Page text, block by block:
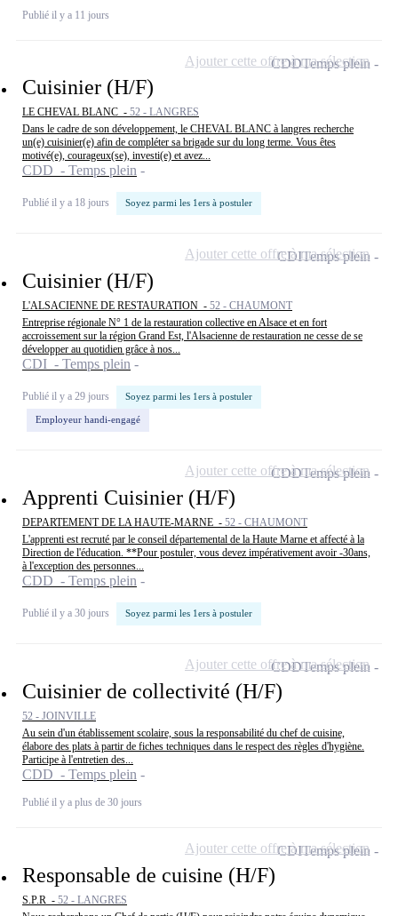
Publié il y a 11 jours
Cuisinier (H/F)
LE CHEVAL BLANC - 52 - LANGRES
Dans le cadre de son développement, le CHEVAL BLANC à langres recherche
un(e) cuisinier(e) afin de compléter sa brigade sur du long terme. Vous êtes
motivé(e), courageux(se), investi(e) et avez...
CDD - Temps plein
Publié il y a 18 jours Soyez parmi les 1ers à postuler
CDDTemps plein
Ajouter cette offre à ma sélection
Cuisinier (H/F)
L'ALSACIENNE DE RESTAURATION - 52 - CHAUMONT
Entreprise régionale N° 1 de la restauration collective en Alsace et en fort
accroissement sur la région Grand Est, l'Alsacienne de restauration ne cesse de se
développer au quotidien grâce à nos...
CDI - Temps plein
Publié il y a 29 jours Soyez parmi les 1ers à postuler
Employeur handi-engagé
CDITemps plein
Ajouter cette offre à ma sélection
Apprenti Cuisinier (H/F)
DEPARTEMENT DE LA HAUTE-MARNE - 52 - CHAUMONT
L'apprenti est recruté par le conseil départemental de la Haute Marne et affecté à la
Direction de l'éducation. **Pour postuler, vous devez impérativement avoir -30ans,
à l'exception des personnes...
CDD - Temps plein
Publié il y a 30 jours Soyez parmi les 1ers à postuler
CDDTemps plein
Ajouter cette offre à ma sélection
Cuisinier de collectivité (H/F)
52 - JOINVILLE
Au sein d'un établissement scolaire, sous la responsabilité du chef de cuisine,
élabore des plats à partir de fiches techniques dans le respect des règles d'hygiène.
Participe à l'entretien des...
CDD - Temps plein
Publié il y a plus de 30 jours
CDDTemps plein
Ajouter cette offre à ma sélection
Responsable de cuisine (H/F)
S.P.R - 52 - LANGRES
CDITemps plein
Ajouter cette offre à ma sélection